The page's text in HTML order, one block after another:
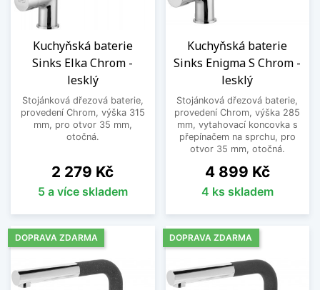
Kuchyňská baterie
Sinks Elka Chrom -
lesklý
Stojánková dřezová baterie,
provedení Chrom, výška 315
mm, pro otvor 35 mm,
otočná.
Cena
2 279 Kč
5 a více skladem
Kuchyňská baterie
Sinks Enigma S Chrom -
lesklý
Stojánková dřezová baterie,
provedení Chrom, výška 285
mm, vytahovací koncovka s
přepínačem na sprchu, pro
otvor 35 mm, otočná.
Cena
4 899 Kč
4 ks skladem
DOPRAVA ZDARMA DOPRAVA ZDARMA